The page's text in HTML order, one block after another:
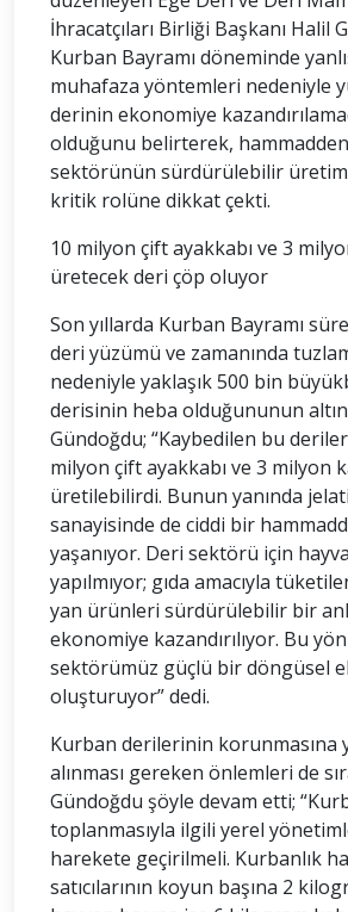
İhracatçıları Birliği Başkanı Halil
Kurban Bayramı döneminde
muhafaza yöntemleri nedeniyle
derinin ekonomiye
olduğunu belirterek,
sektörünün sürdürülebilir
kritik rolüne dikkat çekti.
10 milyon çift ayakkabı ve 3
üretecek deri çöp oluyor
Son yıllarda Kurban Bayramı
deri yüzümü ve zamanında
nedeniyle yaklaşık 500 bin
derisinin heba olduğununun
Gündoğdu; “Kaybedilen bu
milyon çift ayakkabı ve 3 milyon
üretilebilirdi. Bunun yanında
sanayisinde de ciddi bir
yaşanıyor. Deri sektörü için
yapılmıyor; gıda amacıyla
yan ürünleri sürdürülebilir bir
ekonomiye kazandırılıyor. Bu
sektörümüz güçlü bir döngüsel
oluşturuyor” dedi.
Kurban derilerinin korunmasına
alınması gereken önlemleri de
Gündoğdu şöyle devam etti;
toplanmasıyla ilgili yerel
harekete geçirilmeli. Kurbanlık
satıcılarının koyun başına 2